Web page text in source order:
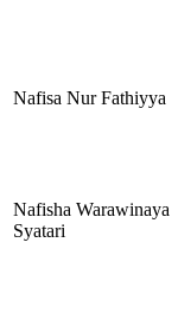
Nafisa Nur Fathiyya
Nafisha Warawinaya
Syatari